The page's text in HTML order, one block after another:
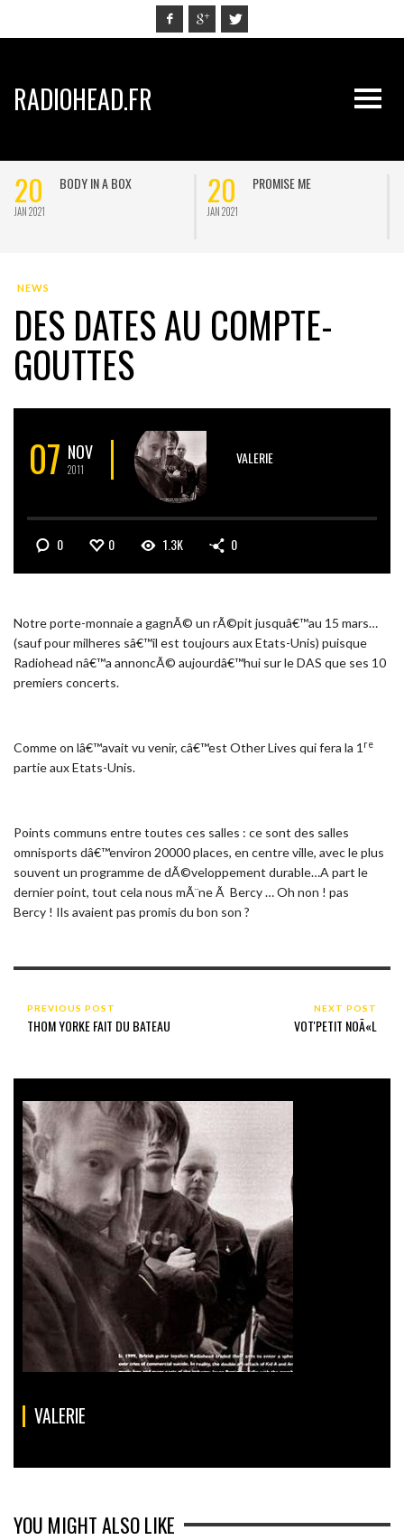
RADIOHEAD.FR
20
JAN 2021
BODY IN A BOX 20
JAN 2021
PROMISE ME
NEWS
DES DATES AU COMPTE-
GOUTTES
07 NOV
2011
VALERIE
0 0 1.3K 0
Notre porte-monnaie a gagnÃ© un rÃ©pit jusquâ€™au 15 mars…
(sauf pour milheres sâ€™il est toujours aux Etats-Unis) puisque
Radiohead nâ€™a annoncÃ© aujourdâ€™hui sur le DAS que ses 10
premiers concerts.
Comme on lâ€™avait vu venir, câ€™est Other Lives qui fera la 1 re
partie aux Etats-Unis.
Points communs entre toutes ces salles : ce sont des salles
omnisports dâ€™environ 20000 places, en centre ville, avec le plus
souvent un programme de dÃ©veloppement durable…A part le
dernier point, tout cela nous mÃ¨ne Ã Bercy … Oh non ! pas
Bercy ! Ils avaient pas promis du bon son ?
PREVIOUS POST
THOM YORKE FAIT DU BATEAU
NEXT POST
VOT'PETIT NOÃ«L
VALERIE
YOU MIGHT ALSO LIKE